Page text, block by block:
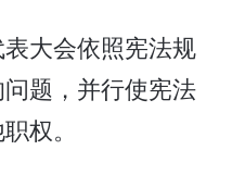
大会依照宪法规
题，并行使宪法
权。